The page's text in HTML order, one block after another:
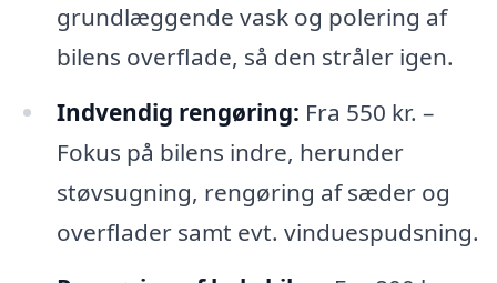
grundlæggende vask og polering af
bilens overflade, så den stråler igen.
Indvendig rengøring: Fra 550 kr. –
Fokus på bilens indre, herunder
støvsugning, rengøring af sæder og
overflader samt evt. vinduespudsning.